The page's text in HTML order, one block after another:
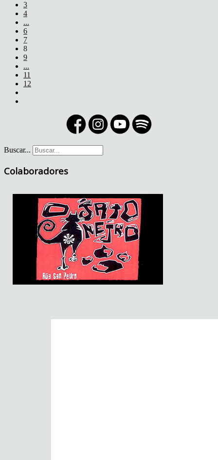
3
4
...
6
7
8
9
...
11
12
Buscar...
Colaboradores